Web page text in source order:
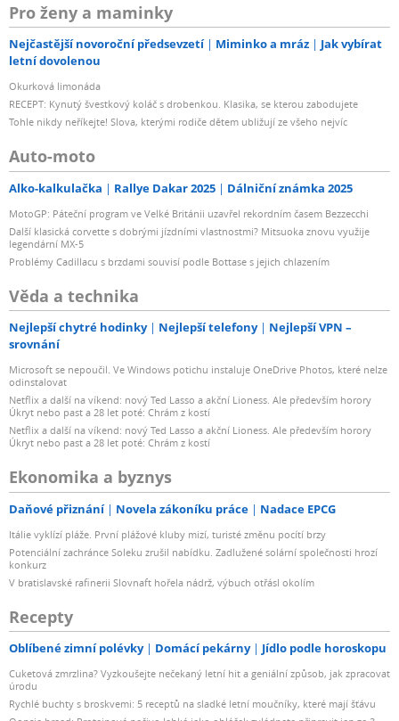
Pro ženy a maminky
Nejčastější novoroční předsevzetí Miminko a mráz
Jak vybírat
letní dovolenou
Okurková limonáda
RECEPT: Kynutý švestkový koláč s drobenkou. Klasika, se kterou zabodujete
Tohle nikdy neříkejte! Slova, kterými rodiče dětem ubližují ze všeho nejvíc
Auto-moto
Alko-kalkulačka Rallye Dakar 2025 Dálniční známka 2025
MotoGP: Páteční program ve Velké Británii uzavřel rekordním časem Bezzecchi
Další klasická corvette s dobrými jízdními vlastnostmi? Mitsuoka znovu využije
legendární MX-5
Problémy Cadillacu s brzdami souvisí podle Bottase s jejich chlazením
Věda a technika
Nejlepší chytré hodinky Nejlepší telefony
Nejlepší VPN –
srovnání
Microsoft se nepoučil. Ve Windows potichu instaluje OneDrive Photos, které nelze
odinstalovat
Netflix a další na víkend: nový Ted Lasso a akční Lioness. Ale především horory
Úkryt nebo past a 28 let poté: Chrám z kostí
Netflix a další na víkend: nový Ted Lasso a akční Lioness. Ale především horory
Úkryt nebo past a 28 let poté: Chrám z kostí
Ekonomika a byznys
Daňové přiznání Novela zákoníku práce Nadace EPCG
Itálie vyklízí pláže. První plážové kluby mizí, turisté změnu pocítí brzy
Potenciální zachránce Soleku zrušil nabídku. Zadlužené solární společnosti hrozí
konkurz
V bratislavské rafinerii Slovnaft hořela nádrž, výbuch otřásl okolím
Recepty
Oblíbené zimní polévky Domácí pekárny Jídlo podle horoskopu
Cuketová zmrzlina? Vyzkoušejte nečekaný letní hit a geniální způsob, jak zpracovat
úrodu
Rychlé buchty s broskvemi: 5 receptů na sladké letní moučníky, které mají šťávu